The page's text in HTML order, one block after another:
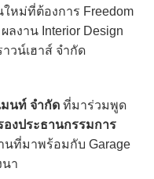
หม่ที่ต้องการ Freedom
งาน Interior Design
วน์เฮาส์ จำกัด
นท์ จำกัด ที่มาร่วมพูด
งประธานกรรมการ
นที่มาพร้อมกับ Garage
นา